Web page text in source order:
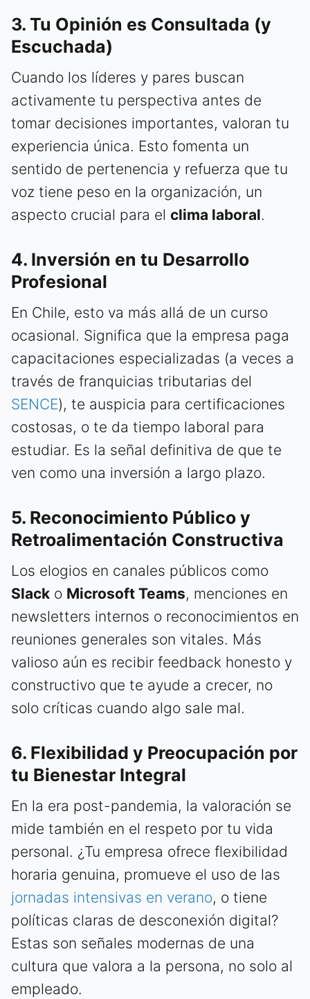
3. Tu Opinión es Consultada (y
Escuchada)
Cuando los líderes y pares buscan
activamente tu perspectiva antes de
tomar decisiones importantes, valoran tu
experiencia única. Esto fomenta un
sentido de pertenencia y refuerza que tu
voz tiene peso en la organización, un
aspecto crucial para el clima laboral.
4. Inversión en tu Desarrollo
Profesional
En Chile, esto va más allá de un curso
ocasional. Significa que la empresa paga
capacitaciones especializadas (a veces a
través de franquicias tributarias del
SENCE), te auspicia para certificaciones
costosas, o te da tiempo laboral para
estudiar. Es la señal definitiva de que te
ven como una inversión a largo plazo.
5. Reconocimiento Público y
Retroalimentación Constructiva
Los elogios en canales públicos como
Slack o Microsoft Teams, menciones en
newsletters internos o reconocimientos en
reuniones generales son vitales. Más
valioso aún es recibir feedback honesto y
constructivo que te ayude a crecer, no
solo críticas cuando algo sale mal.
6. Flexibilidad y Preocupación por
tu Bienestar Integral
En la era post-pandemia, la valoración se
mide también en el respeto por tu vida
personal. ¿Tu empresa ofrece flexibilidad
horaria genuina, promueve el uso de las
jornadas intensivas en verano, o tiene
políticas claras de desconexión digital?
Estas son señales modernas de una
cultura que valora a la persona, no solo al
empleado.